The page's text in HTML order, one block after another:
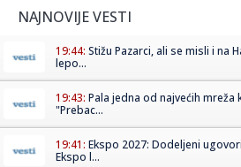
NAJNOVIJE VESTI
19:44: Stižu Pazarci, ali se misli i na
lepo...
19:43: Pala jedna od najvećih mreža
"Prebac...
19:41: Ekspo 2027: Dodeljeni
Ekspo l...